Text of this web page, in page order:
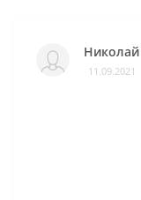
Николай
11.09.2021